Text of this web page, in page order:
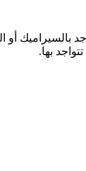
بالسيراميك أو
بها.